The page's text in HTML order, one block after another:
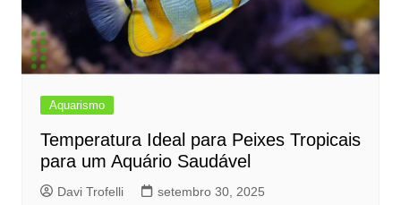
Aquarismo
Temperatura Ideal para Peixes Tropicais
para um Aquário Saudável
Davi Trofelli setembro 30, 2025